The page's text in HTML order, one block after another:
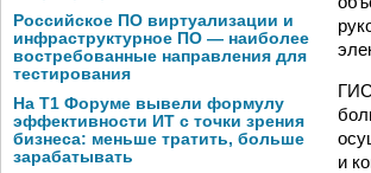
Российское ПО виртуализации и
инфраструктурное ПО — наиболее
востребованные направления для
тестирования
На Т1 Форуме вывели формулу
эффективности ИТ с точки зрения
бизнеса: меньше тратить, больше
зарабатывать
и